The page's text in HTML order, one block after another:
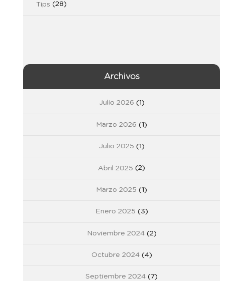
Tips (28)
Archivos
Julio 2026 (1)
Marzo 2026 (1)
Julio 2025 (1)
Abril 2025 (2)
Marzo 2025 (1)
Enero 2025 (3)
Noviembre 2024(2)
Octubre 2024(4)
Septiembre 2024 (7)